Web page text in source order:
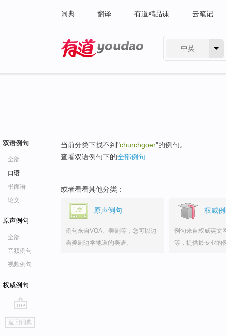
词典 翻译 有道精品课 云笔记
中英
双语例句
全部
口语
书面语
论文
原声例句
全部
音频例句
视频例句
权威例句
go
top
返回词典
当前分类下找不到"churchgoer"的例句。
查看双语例句下的全部例句
或者看看其他分类：
原声例句
例句来自VOA、美剧等，您可以边
看美剧边学地道的美语。
权威
例句来自权威英文
等，提供最专业的